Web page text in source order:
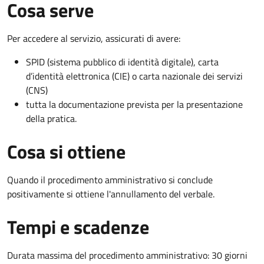
Cosa serve
Per accedere al servizio, assicurati di avere:
SPID (sistema pubblico di identità digitale), carta
d’identità elettronica (CIE) o carta nazionale dei servizi
(CNS)
tutta la documentazione prevista per la presentazione
della pratica.
Cosa si ottiene
Quando il procedimento amministrativo si conclude
positivamente si ottiene l'annullamento del verbale.
Tempi e scadenze
Durata massima del procedimento amministrativo: 30 giorni